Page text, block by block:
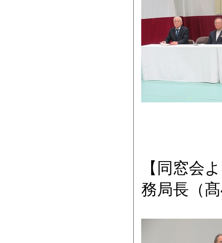
【同窓会
務局長（